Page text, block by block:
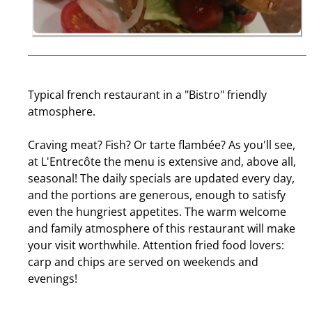
Typical french restaurant in a "Bistro" friendly
atmosphere.
Craving meat? Fish? Or tarte flambée? As you'll see,
at L'Entrecôte the menu is extensive and, above all,
seasonal! The daily specials are updated every day,
and the portions are generous, enough to satisfy
even the hungriest appetites. The warm welcome
and family atmosphere of this restaurant will make
your visit worthwhile. Attention fried food lovers:
carp and chips are served on weekends and
evenings!